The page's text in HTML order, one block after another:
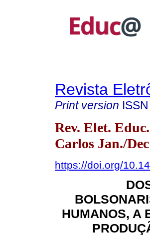
Revista
Print version ISSN
Rev. Elet.
Carlos Jan./
https://doi.org/
HUMANOS, A